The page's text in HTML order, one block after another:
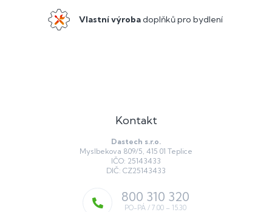
Vlastní výrobadoplňků pro bydlení
Kontakt
Dastech s.r.o.
Myslbekova 809/5, 415 01 Teplice
IČO: 25143433
DIČ: CZ25143433
800 310 320